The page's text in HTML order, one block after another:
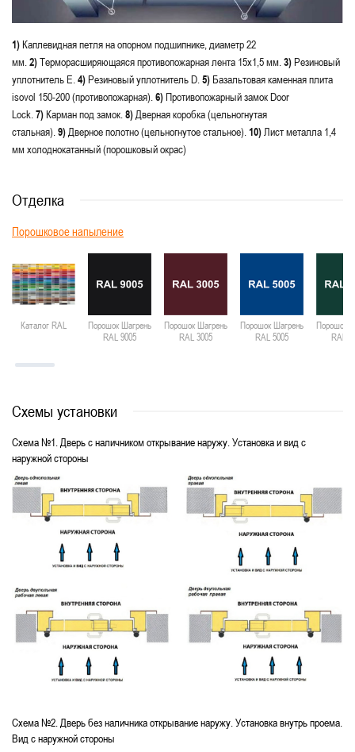
1) Каплевидная петля на опорном подшипнике, диаметр 22
мм. 2)Терморасширяющаяся противопожарная лента 15х1,5 мм. 3)Резиновый
уплотнитель E. 4)Резиновый уплотнитель D. 5) Базальтовая каменная плита
isovol 150-200 (противопожарная). 6) Противопожарный замок Door
Lock. 7) Карман под замок. 8)Дверная коробка (цельногнутая
стальная). 9)Дверное полотно (цельногнутое стальное). 10) Лист металла 1,4
мм холоднокатанный (порошковый окрас)
Отделка
Порошковое напыление
Каталог RAL
Порошок Шагрень
RAL 9005
Порошок Шагрень
RAL 3005
Порошок Шагрень
RAL 5005
Порошок
RAL
Схемы установки
Схема №1. Дверь с наличником открывание наружу. Установка и вид с
наружной стороны
Схема №2. Дверь без наличника открывание наружу. Установка внутрь проема.
Вид с наружной стороны